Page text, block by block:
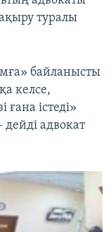
туралы
байланысты
келсе,
істеді»
адвокат